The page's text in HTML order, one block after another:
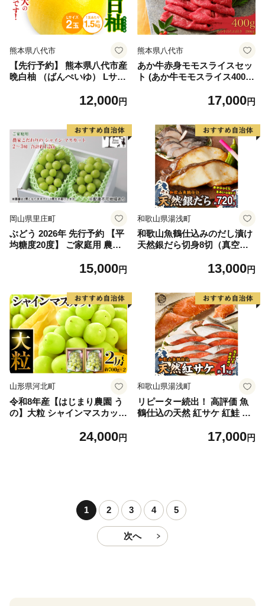
熊本県八代市
【先行予約】 熊本県八代市産
晩白柚 （ばんぺいゆ） Lサイ
もの フルーツ おやつ 特産 熊
12,000円
熊本県八代市
あか牛赤身モモスライスセッ
ト (あか牛モモスライス400
17,000円
岡山県里庄町
ぶどう 2026年 先行予約 【平
均糖度20度】 ご家庭用 農家
ット 2～3房 合計約1.2kg ブ
直送 】
15,000円
和歌山県湯浅町
和歌山魚鶴仕込みのだし漬け
天然銀だら切身8切（真空パ
製法 良質な脂 ふっくら 柔ら
ぶ だし漬け 煮付け ムニエル
味噌漬け 鍋物 冷凍 湯浅町 送
料無料_G7334
13,000円
山形県河北町
令和8年産【はじまり農園 う
の】大粒 シャインマスカット
河北町産 【河北町観光物産協
24,000円
和歌山県湯浅町
リピーター続出！ 高評価 魚
鶴仕込の天然 紅サケ 紅鮭 鮭
レビュー高評価 小分け 真空
町 送料無料_G7317
17,000円
1 2 3 4 5
次へ